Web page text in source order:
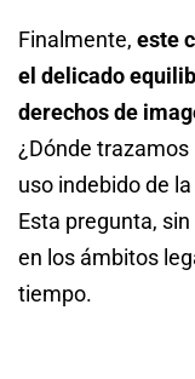
Finalmente, este
el delicado
derechos de
¿Dónde trazamos
uso indebido de
Esta pregunta,
en los ámbitos
tiempo.